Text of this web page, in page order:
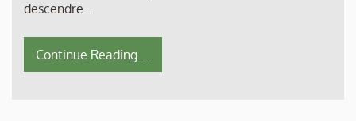
descendre…
Continue Reading....